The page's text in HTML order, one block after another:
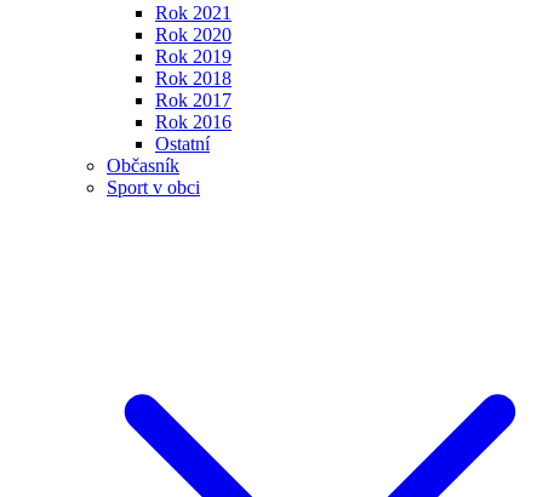
Rok 2021
Rok 2020
Rok 2019
Rok 2018
Rok 2017
Rok 2016
Ostatní
Občasník
Sport v obci